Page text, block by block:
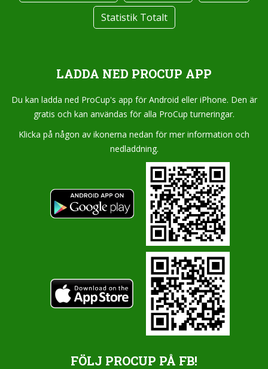
Statistik Totalt
LADDA NED PROCUP APP
Du kan ladda ned ProCup's app för Android eller iPhone. Den är
gratis och kan användas för alla ProCup turneringar.
Klicka på någon av ikonerna nedan för mer information och
nedladdning.
FÖLJ PROCUP PÅ FB!